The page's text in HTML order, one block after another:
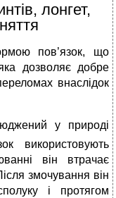
лонгет,
пов’язок, що
дозволяє добре
внаслідок
у природі
використовують
він втрачає
змочування він
і протягом